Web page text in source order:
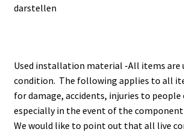
darstellen
Used installation material -All items are
condition. The following applies to all
for damage, accidents, injuries to people
especially in the event of the
We would like to point out that all live